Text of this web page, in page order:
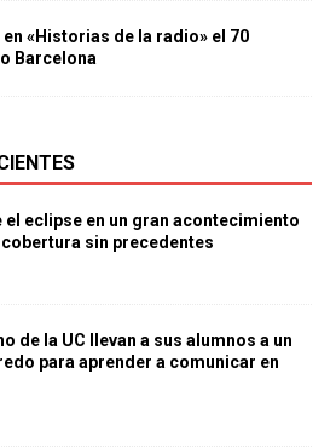
«Historias de la radio» el 70
Barcelona
el eclipse en un gran acontecimiento
sin precedentes
de la UC llevan a sus alumnos a un
para aprender a comunicar en